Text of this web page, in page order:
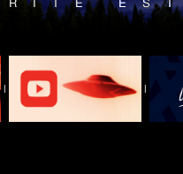
| |